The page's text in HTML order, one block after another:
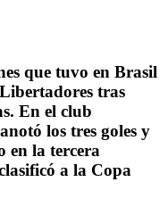
que tuvo en Brasil
tras
En el club
los tres goles y
en la tercera
a la Copa